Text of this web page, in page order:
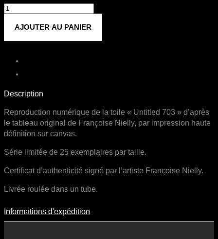
quantité
Untitled
703
AJOUTER AU PANIER
Description
Reproduction numérique de la toile « Untitled 703 » d’après
le tableau original de Françoise Nielly, par impression haute
définition sur canvas.
Série limitée de 25 exemplaires par taille.
Certificat d’authenticité signé par l’artiste Françoise Nielly.
Livrée roulée dans un tube.
Informations D'expédition
Informations d'expédition